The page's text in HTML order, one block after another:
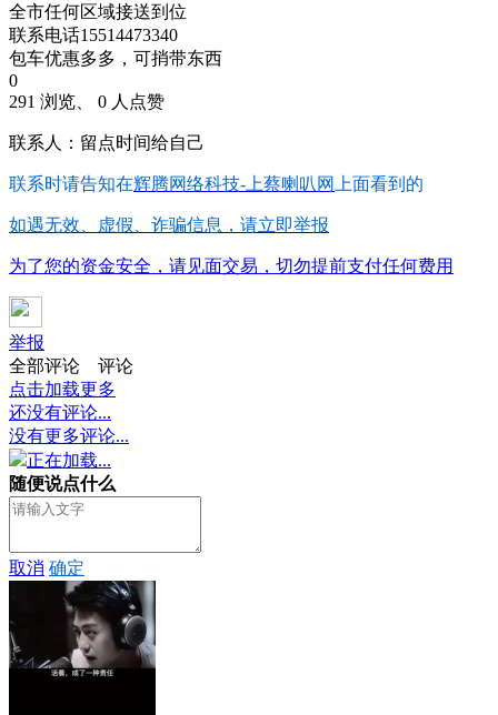
全市任何区域接送到位
联系电话15514473340
包车优惠多多，可捎带东西
0
291 浏览、 0 人点赞
联系人：留点时间给自己
联系时请告知在辉腾网络科技-上蔡喇叭网 上面看到的
如遇无效、虚假、诈骗信息，请立即举报
为了您的资金安全，请见面交易，切勿提前支付任何费用
举报
全部评论
评论
点击加载更多
还没有评论...
没有更多评论...
正在加载...
随便说点什么
取消 确定